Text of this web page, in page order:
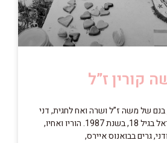
קורין ז”ל
של משה ז”ל ושרה ואח לחגית, דני
ואריאל, עלה לישראל בגיל 18, בשנת 1987. הוריו ואחיו,
גרים בבואנוס איירס,